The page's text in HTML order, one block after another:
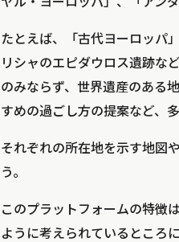
たとえば、「古代ヨーロッパ
リシャのエピダウロス遺跡な
のみならず、世界遺産のある
すめの過ごし方の提案など、
それぞれの所在地を示す地図
う。
このプラットフォームの特徴
ように考えられているところ